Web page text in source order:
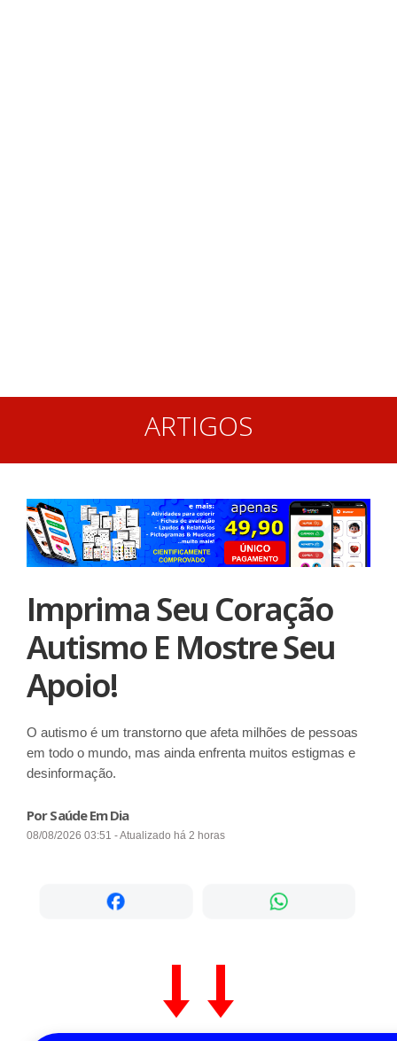
ARTIGOS
Imprima Seu Coração
Autismo E Mostre Seu
Apoio!
O autismo é um transtorno que afeta milhões de pessoas
em todo o mundo, mas ainda enfrenta muitos estigmas e
desinformação.
Por Saúde Em Dia
08/08/2026 03:51 - Atualizado há 2 horas